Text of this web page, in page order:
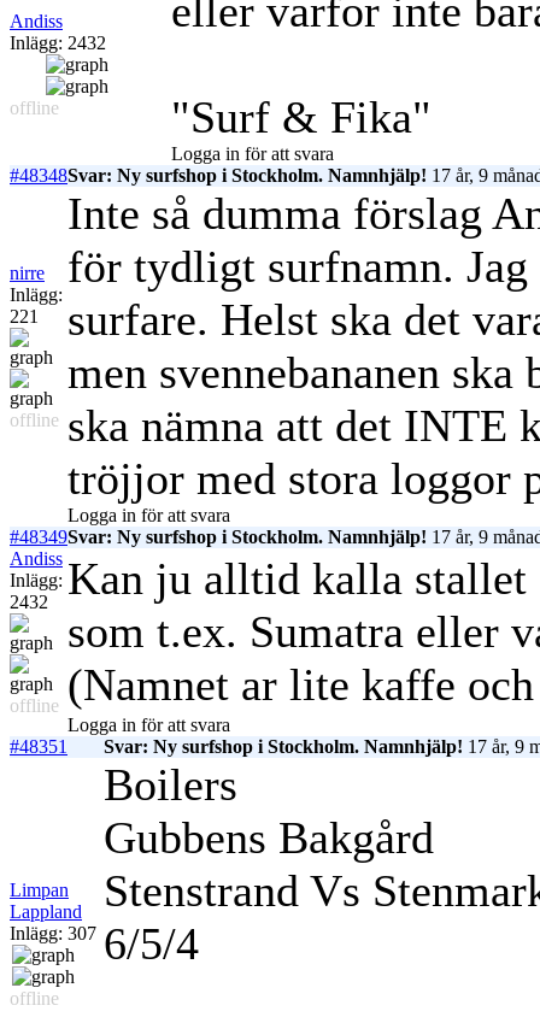
Andiss
Inlägg: 2432
offline
eller varfor inte
"Surf & Fika"
Logga in för att svara
#48348Svar: Ny surfshop i Stockholm. Namnhjälp! 17 år, 9
nirre
Inlägg:
221
offline
Inte så dumma förslag
för tydligt surfnamn.
surfare. Helst ska det
men svennebananen
ska nämna att det INTE
tröjjor med stora loggor
Logga in för att svara
#48349Svar: Ny surfshop i Stockholm. Namnhjälp! 17 år, 9
Andiss
Inlägg:
2432
offline
Kan ju alltid kalla stallet
som t.ex. Sumatra eller
(Namnet ar lite kaffe
Logga in för att svara
#48351
Svar: Ny surfshop i Stockholm. Namnhjälp! 17 år, 9
Limpan
Lappland
Inlägg: 307
offline
Boilers
Gubbens Bakgård
Stenstrand Vs
6/5/4